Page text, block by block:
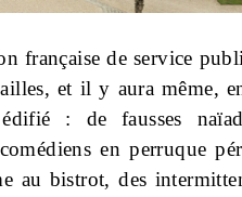
française de service
et il y aura même,
: de fausses
en perruque
au bistrot, des